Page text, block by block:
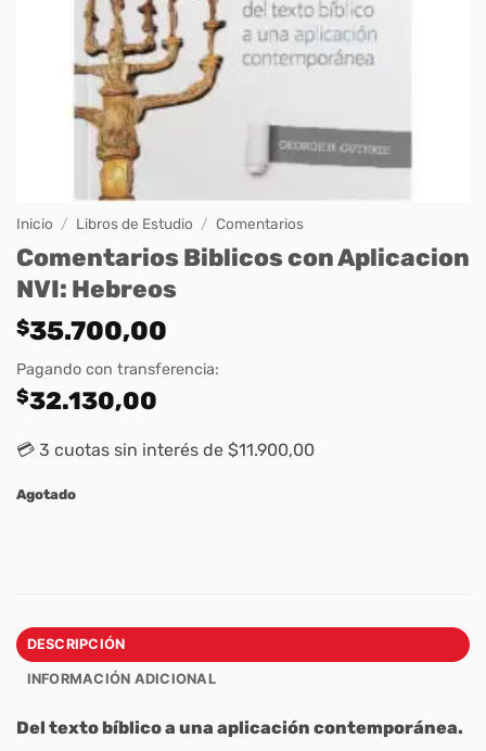
Inicio / Libros de Estudio / Comentarios
Comentarios Biblicos con Aplicacion
NVI: Hebreos
$35.700,00
Pagando con transferencia:
$32.130,00
💳 3 cuotas sin interés de $11.900,00
Agotado
DESCRIPCIÓN
INFORMACIÓN ADICIONAL
Del texto bíblico a una aplicación contemporánea.